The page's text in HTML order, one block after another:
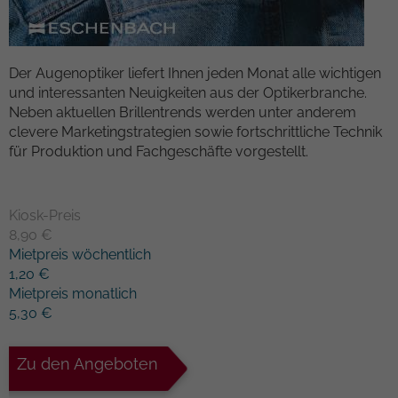
Der Augenoptiker liefert Ihnen jeden Monat alle wichtigen
und interessanten Neuigkeiten aus der Optikerbranche.
Neben aktuellen Brillentrends werden unter anderem
clevere Marketingstrategien sowie fortschrittliche Technik
für Produktion und Fachgeschäfte vorgestellt.
Kiosk-Preis
8,90 €
Mietpreis wöchentlich
1,20 €
Mietpreis monatlich
5,30 €
Zu den Angeboten
Anbieter TYPO3
1 Woche
Zweck
Dieses Cookie ist ein Standard-Session-
Cookie von TYPO3. Es speichert im Falle
eines Benutzer-Logins die Session-ID. So
kann der eingeloggte Benutzer
Name
Anbieter
Enthält die gewählten Tracking-Optin-
Zweck
Kampagnendaten zu berechnen und die
Nutzung der Website für den
Die Cookies speichern Informationen
anonym und weisen eine randoly
generierte Nummer zu, um eindeutige
Besucher zu identifizieren.
Anbieter
Laufzeit
Zweck
um Informationen darüber zu speichern,
wie Besucher eine Website nutzen, und
hilft bei der Erstellung eines